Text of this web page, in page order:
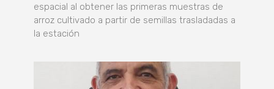
espacial al obtener las primeras muestras de
arroz cultivado a partir de semillas trasladadas a
la estación